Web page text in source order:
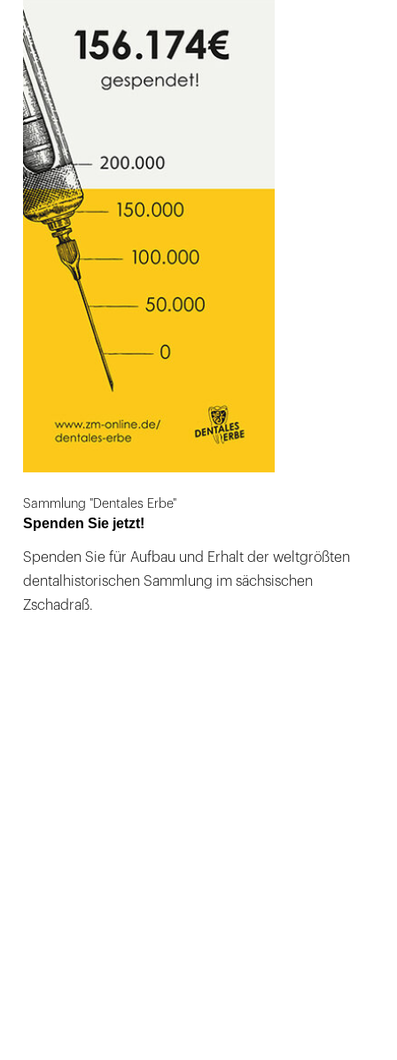
Sammlung "Dentales Erbe"
Spenden Sie jetzt!
Spenden Sie für Aufbau und Erhalt der weltgrößten
dentalhistorischen Sammlung im sächsischen
Zschadraß.